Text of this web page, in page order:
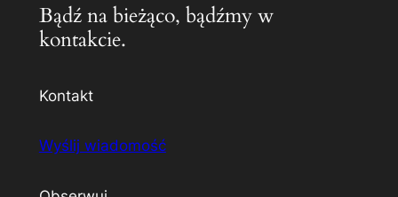
Bądź na bieżąco, bądźmy w
kontakcie.
Kontakt
Wyślij wiadomość